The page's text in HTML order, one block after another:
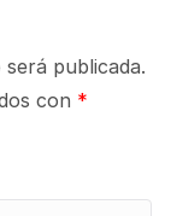
publicada.
con *